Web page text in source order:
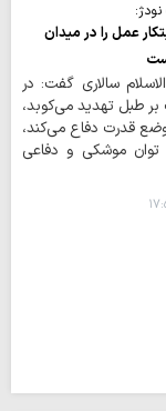
عمل را در میدان
سالاری گفت: در
طبل تهدید می‌کوبد،
موضع قدرت دفاع می‌کند،
توان موشکی و دفاعی